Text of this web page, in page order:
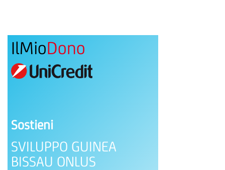
Sostieni
SVILUPPO GUINEA
BISSAU ONLUS
IlMioDono